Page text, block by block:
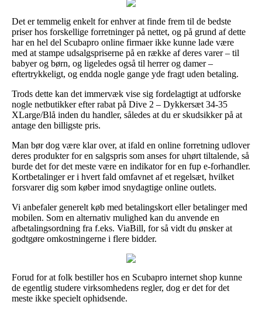
Det er temmelig enkelt for enhver at finde frem til de bedste
priser hos forskellige forretninger på nettet, og på grund af dette
har en hel del Scubapro online firmaer ikke kunne lade være
med at stampe udsalgspriserne på en række af deres varer – til
babyer og børn, og ligeledes også til herrer og damer –
eftertrykkeligt, og endda nogle gange yde fragt uden betaling.
Trods dette kan det immervæk vise sig fordelagtigt at udforske
nogle netbutikker efter rabat på Dive 2 – Dykkersæt 34-35
XLarge/Blå inden du handler, således at du er skudsikker på at
antage den billigste pris.
Man bør dog være klar over, at ifald en online forretning udlover
deres produkter for en salgspris som anses for uhørt tiltalende, så
burde det for det meste være en indikator for en fup e-forhandler.
Kortbetalinger er i hvert fald omfavnet af et regelsæt, hvilket
forsvarer dig som køber imod snydagtige online outlets.
Vi anbefaler generelt køb med betalingskort eller betalinger med
mobilen. Som en alternativ mulighed kan du anvende en
afbetalingsordning fra f.eks. ViaBill, for så vidt du ønsker at
godtgøre omkostningerne i flere bidder.
Forud for at folk bestiller hos en Scubapro internet shop kunne
de egentlig studere virksomhedens regler, dog er det for det
meste ikke specielt ophidsende.